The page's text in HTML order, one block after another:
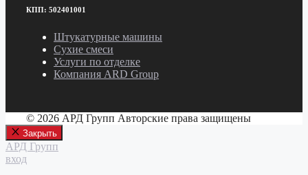
КПП: 502401001
Штукатурные машины
Сухие смеси
Услуги по отделке
Компания ARD Group
© 2026 АРД Групп Авторские права защищены
Закрыть
АРД Групп
вход